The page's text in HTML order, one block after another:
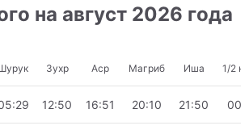
на август 2026 года
Зухр Аср Магриб Иша 1/2
12:50 16:51 20:10 21:50